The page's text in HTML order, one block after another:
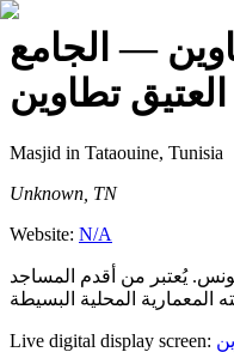
— الجامع
العتيق تطاوين
Masjid in Tataouine, Tunisia
Unknown, TN
Website: N/A
يُعتبر من أقدم المساجد
Live digital display screen: